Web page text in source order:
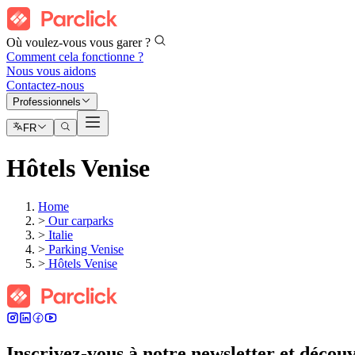
Où voulez-vous vous garer ?
Comment cela fonctionne ?
Nous vous aidons
Contactez-nous
Professionnels
FR
Hôtels Venise
Home
> Our carparks
> Italie
> Parking Venise
> Hôtels Venise